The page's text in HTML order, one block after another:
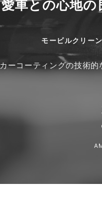
愛車との心地
モービルクリー
カーコーティングの技術